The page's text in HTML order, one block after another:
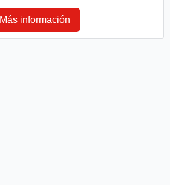
Más información